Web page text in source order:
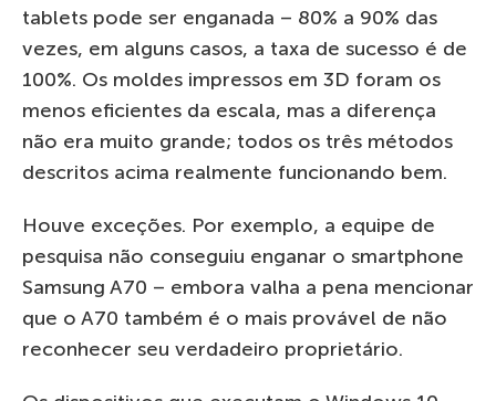
tablets pode ser enganada – 80% a 90% das
vezes, em alguns casos, a taxa de sucesso é de
100%. Os moldes impressos em 3D foram os
menos eficientes da escala, mas a diferença
não era muito grande; todos os três métodos
descritos acima realmente funcionando bem.
Houve exceções. Por exemplo, a equipe de
pesquisa não conseguiu enganar o smartphone
Samsung A70 – embora valha a pena mencionar
que o A70 também é o mais provável de não
reconhecer seu verdadeiro proprietário.